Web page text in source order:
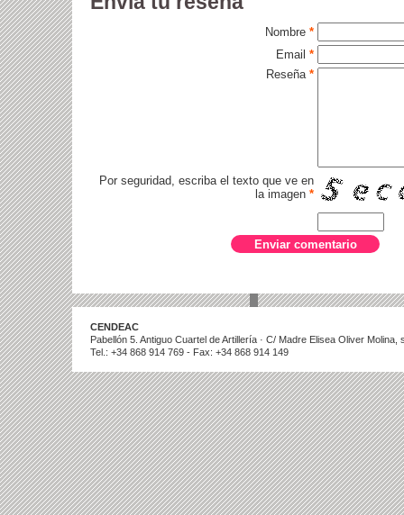
Nombre *
Email *
Reseña *
Por seguridad, escriba el texto que ve en
la imagen *
CENDEAC
Pabellón 5. Antiguo Cuartel de Artillería · C/ Madre Elisea Oliver
Tel.: +34 868 914 769 - Fax: +34 868 914 149